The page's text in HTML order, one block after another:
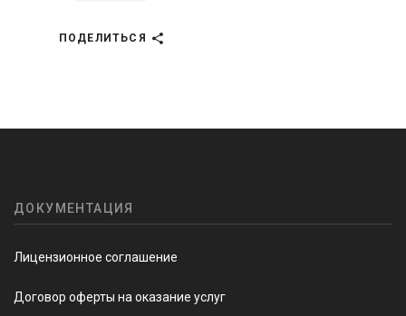
ПОДЕЛИТЬСЯ
ДОКУМЕНТАЦИЯ
Лицензионное соглашение
Договор оферты на оказание услуг